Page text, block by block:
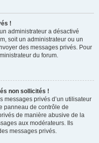
!
administrateur a désactivé
soit un administrateur ou un
des messages privés. Pour
du forum.
non sollicités !
messages privés d’un utilisateur
panneau de contrôle de
de manière abusive de la
aux modérateurs. Ils
messages privés.